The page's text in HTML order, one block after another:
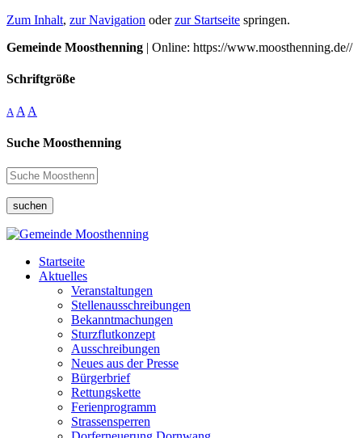
Zum Inhalt, zur Navigation oderzur Startseite springen.
Gemeinde Moosthenning | Online: https://www.moosthenning.de//
Schriftgröße
A A A
Suche Moosthenning
suchen
Startseite
Aktuelles
Veranstaltungen
Stellenausschreibungen
Bekanntmachungen
Sturzflutkonzept
Ausschreibungen
Neues aus der Presse
Bürgerbrief
Rettungskette
Ferienprogramm
Strassensperren